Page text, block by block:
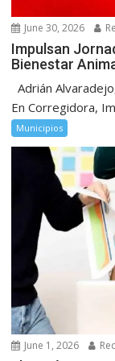
June 30, 2026
Impulsan
Bienestar
Adrián
En Corregidora,
Municipios
June 1, 2026